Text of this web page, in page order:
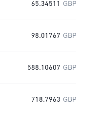
65.34511 GBP
98.01767 GBP
588.10607 GBP
718.7963 GBP